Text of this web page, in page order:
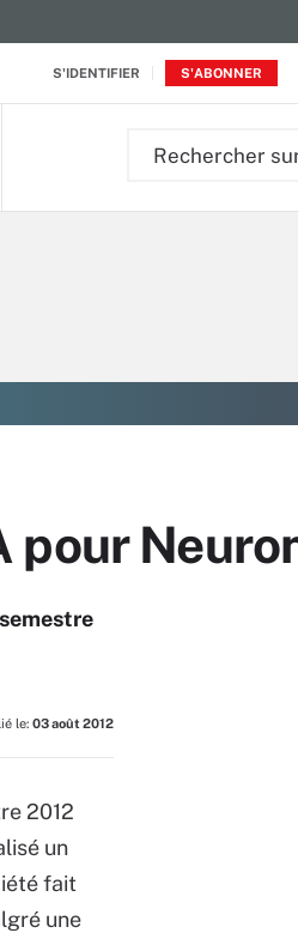
S'IDENTIFIER S'ABONNER
pour
le: 03 août 2012
2012
un
fait
une